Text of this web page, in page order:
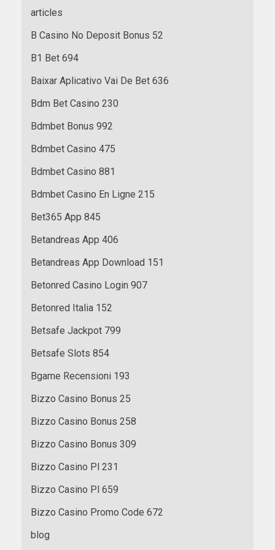
articles
B Casino No Deposit Bonus 52
B1 Bet 694
Baixar Aplicativo Vai De Bet 636
Bdm Bet Casino 230
Bdmbet Bonus 992
Bdmbet Casino 475
Bdmbet Casino 881
Bdmbet Casino En Ligne 215
Bet365 App 845
Betandreas App 406
Betandreas App Download 151
Betonred Casino Login 907
Betonred Italia 152
Betsafe Jackpot 799
Betsafe Slots 854
Bgame Recensioni 193
Bizzo Casino Bonus 25
Bizzo Casino Bonus 258
Bizzo Casino Bonus 309
Bizzo Casino Pl 231
Bizzo Casino Pl 659
Bizzo Casino Promo Code 672
blog